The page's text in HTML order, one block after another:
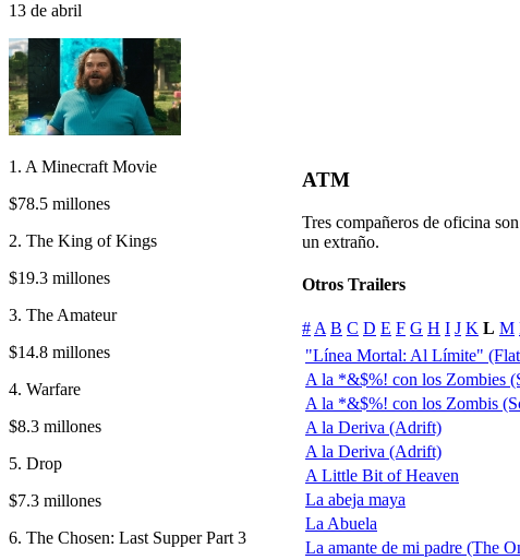
13 de abril
1. A Minecraft Movie
$78.5 millones
2. The King of Kings
$19.3 millones
3. The Amateur
$14.8 millones
4. Warfare
$8.3 millones
5. Drop
$7.3 millones
6. The Chosen: Last Supper Part 3
ATM
Tres compañeros de oficina
un extraño.
Otros Trailers
# A B C D E F G H I J K L M
"Línea Mortal: Al Límite"
A la *&$%! con los Zombies
A la *&$%! con los Zombis
A la Deriva (Adrift)
A la Deriva (Adrift)
A Little Bit of Heaven
La abeja maya
La Abuela
La amante de mi padre (The